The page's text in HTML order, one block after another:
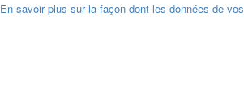
En savoir plus sur la façon dont les données de vos